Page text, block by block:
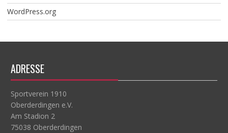
WordPress.org
ADRESSE
Sportverein 1910
Oberderdingen e.V.
Am Stadion 2
75038 Oberderdingen